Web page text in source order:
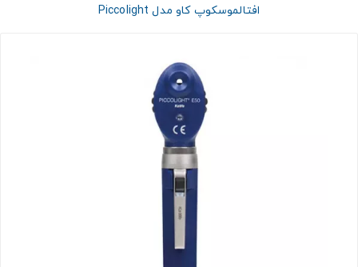
افتالموسکوپ کاو مدل Piccolight